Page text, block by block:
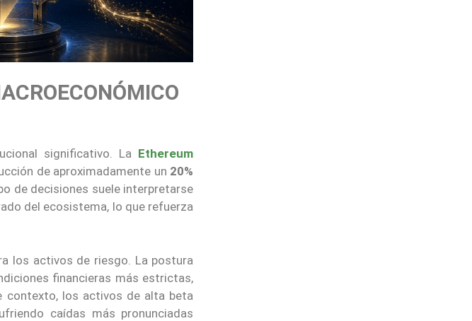
significativo. La Ethereum
de aproximadamente un 20%
de decisiones suele interpretarse
del ecosistema, lo que refuerza
los activos de riesgo. La postura
financieras más estrictas,
contexto, los activos de alta beta
caídas más pronunciadas